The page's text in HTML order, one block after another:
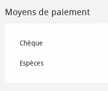
Moyens de paiement
Chèque
Espèces